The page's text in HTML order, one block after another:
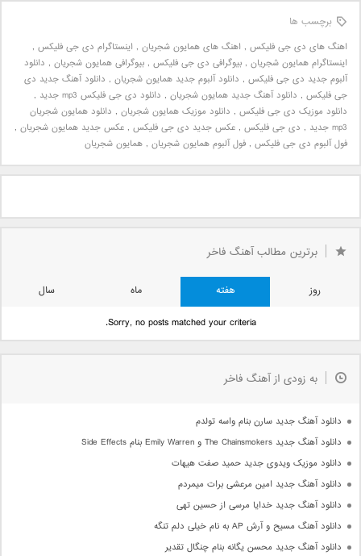
برچسب ها
اهنگ های دی جی فلیکس , اهنگ های همایون شجریان , اینستاگرام دی جی فلیکس ,
اینستاگرام همایون شجریان , بیوگرافی دی جی فلیکس , بیوگرافی همایون شجریان , دانلود
آلبوم جدید دی جی فلیکس , دانلود آلبوم جدید همایون شجریان , دانلود آهنگ جدید دی
جی فلیکس , دانلود آهنگ جدید همایون شجریان , دانلود دی جی فلیکس mp3 جدید
,
دانلود موزیک دی جی فلیکس , دانلود موزیک همایون شجریان , دانلود همایون شجریان
mp3 جدید
, دی جی فلیکس , عکس جدید دی جی فلیکس , عکس جدید همایون شجریان ,
فول آلبوم دی جی فلیکس , فول آلبوم همایون شجریان , همایون شجریان
برترین مطالب آهنگ فاخر
روز هفته ماه
سال
Sorry, no posts matched your criteria.
به زودی از آهنگ فاخر
دانلود آهنگ جدید سارن بنام واسه تولدم
دانلود آهنگ جدید The Chainsmokers و Emily Warren بنام Side Effects
دانلود موزیک ویدوی جدید حمید صفت هیهات
دانلود آهنگ جدید امین مرعشی برات میمردم
دانلود آهنگ جدید خدایا مرسی از حسین تهی
دانلود آهنگ مسیح و آرش AP به نام خیلی دلم تنگه
دانلود آهنگ جدید محسن یگانه بنام چنگال تقدیر